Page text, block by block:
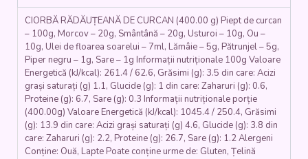
lămâie,
usturoi,
pătrunjel)
CIORBĂ RĂDĂUȚEANĂ DE CURCAN (400.00 g) Piept de curcan
– 100g, Morcov – 20g, Smântână – 20g, Usturoi – 10g, Ou –
10g, Ulei de floarea soarelui – 7ml, Lămâie – 5g, Pătrunjel – 5g,
Piper negru – 1g, Sare – 1g Informații nutriționale 100g Valoare
Energetică (kJ/kcal): 261.4 / 62.6, Grăsimi (g): 3.5 din care: Acizi
grași saturați (g) 1.1, Glucide (g): 1 din care: Zaharuri (g): 0.6,
Proteine (g): 6.7, Sare (g): 0.3 Informații nutriționale porție
(400.00g) Valoare Energetică (kJ/kcal): 1045.4 / 250.4, Grăsimi
(g): 13.9 din care: Acizi grași saturați (g) 4.6, Glucide (g): 3.8 din
care: Zaharuri (g): 2.2, Proteine (g): 26.7, Sare (g): 1.2 Alergeni
Conține: Ouă, Lapte Poate conține urme de: Gluten, Țelină